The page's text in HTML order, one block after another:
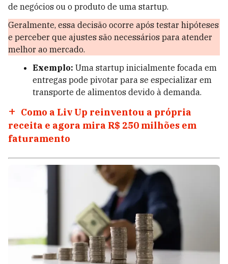
de negócios ou o produto de uma startup.
Geralmente, essa decisão ocorre após testar hipóteses
e perceber que ajustes são necessários para atender
melhor ao mercado.
Exemplo: Uma startup inicialmente focada em
entregas pode pivotar para se especializar em
transporte de alimentos devido à demanda.
Como a Liv Up reinventou a própria
receita e agora mira R$ 250 milhões em
faturamento